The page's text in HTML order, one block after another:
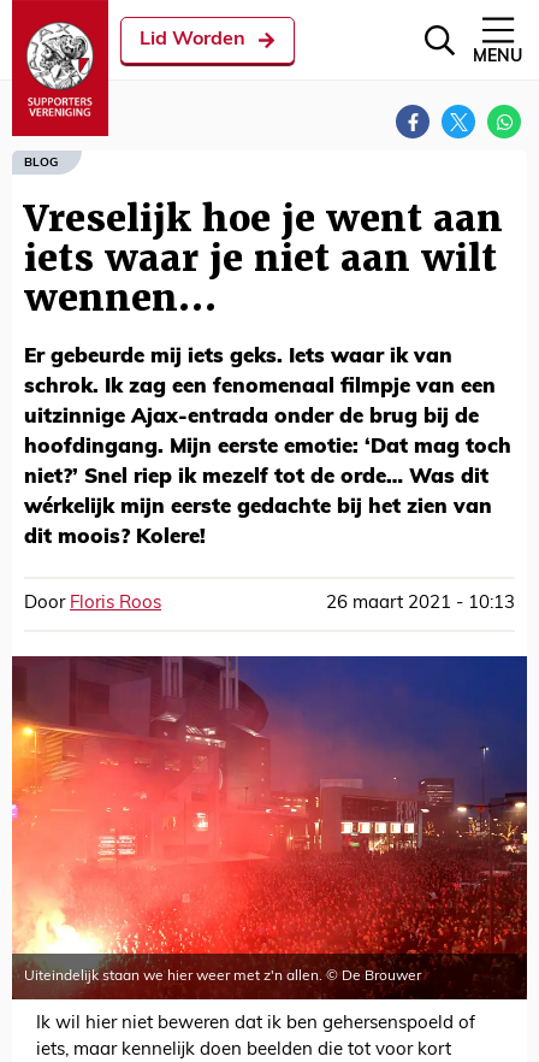
Lid Worden
MENU
BLOG
Vreselijk hoe je went aan
iets waar je niet aan wilt
wennen…
Er gebeurde mij iets geks. Iets waar ik van
schrok. Ik zag een fenomenaal filmpje van een
uitzinnige Ajax-entrada onder de brug bij de
hoofdingang. Mijn eerste emotie: ‘Dat mag toch
niet?’ Snel riep ik mezelf tot de orde… Was dit
wérkelijk mijn eerste gedachte bij het zien van
dit moois? Kolere!
Door Floris Roos 26 maart 2021 - 10:13
Uiteindelijk staan we hier weer met z'n allen. © De Brouwer
Ik wil hier niet beweren dat ik ben gehersenspoeld of
iets, maar kennelijk doen beelden die tot voor kort